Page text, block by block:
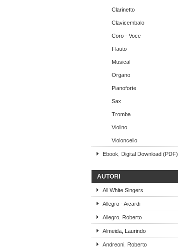
Clarinetto
Clavicembalo
Coro - Voce
Flauto
Musical
Organo
Pianoforte
Sax
Tromba
Violino
Violoncello
Ebook, Digital Download (PDF)
AUTORI
All White Singers
Allegro - Aicardi
Allegro, Roberto
Almeida, Laurindo
Andreoni, Roberto